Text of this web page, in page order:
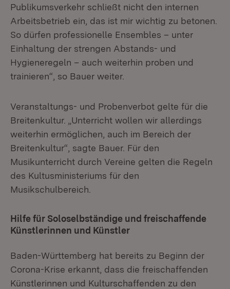
Publikumsverkehr schließt nicht den internen
Arbeitsbetrieb ein, das ist mir wichtig zu betonen.
So dürfen professionelle Ensembles – unter
Einhaltung der strengen Abstands- und
Hygieneregeln – auch weiterhin proben und
trainieren“, so Bauer weiter.
Veranstaltungs- und Probenverbot gelte für die
Breitenkultur. „Unterricht wollen wir allerdings
weiterhin ermöglichen, auch im Bereich der
Breitenkultur“, sagte Bauer. Für den
Musikunterricht durch Vereine gelten die Regeln
des Kultusministeriums für den
Musikschulbereich.
Hilfe für Soloselbständige und freischaffende
Künstlerinnen und Künstler
Baden-Württemberg hat bereits zu Beginn der
Corona-Krise erkannt, dass die freischaffenden
Künstlerinnen und Kulturschaffenden zu den